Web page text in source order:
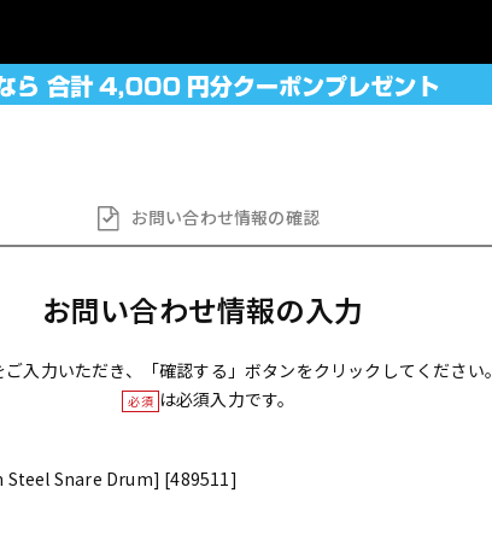
お問い合わせ情報の確認
お問い合わせ情報の入力
入力いただき、「確認する」ボタンをクリックしてください。
必須 は必須入力です。
Steel Snare Drum] [489511]